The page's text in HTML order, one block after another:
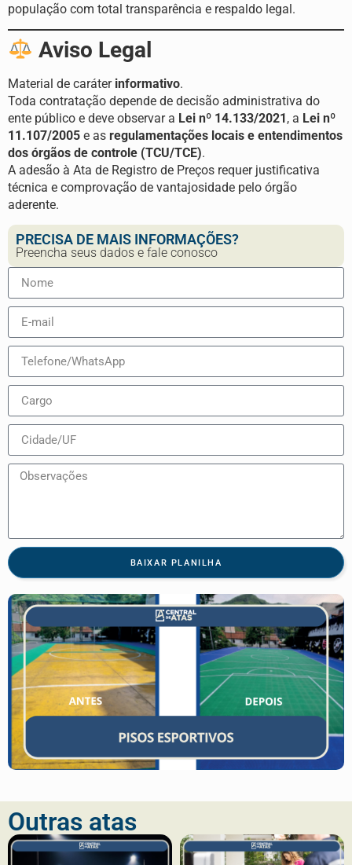
população com total transparência e respaldo legal.
Aviso Legal
Material de caráter informativo.
Toda contratação depende de decisão administrativa do
ente público e deve observar a Lei nº 14.133/2021, a Lei nº
11.107/2005 e as regulamentações locais e entendimentos
dos órgãos de controle (TCU/TCE).
A adesão à Ata de Registro de Preços requer justificativa
técnica e comprovação de vantajosidade pelo órgão
aderente.
PRECISA DE MAIS INFORMAÇÕES?
Preencha seus dados e fale conosco
BAIXAR PLANILHA
Outras atas